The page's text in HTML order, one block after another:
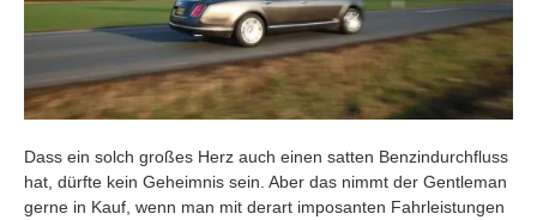
Dass ein solch großes Herz auch einen satten Benzindurchfluss
hat, dürfte kein Geheimnis sein. Aber das nimmt der Gentleman
gerne in Kauf, wenn man mit derart imposanten Fahrleistungen